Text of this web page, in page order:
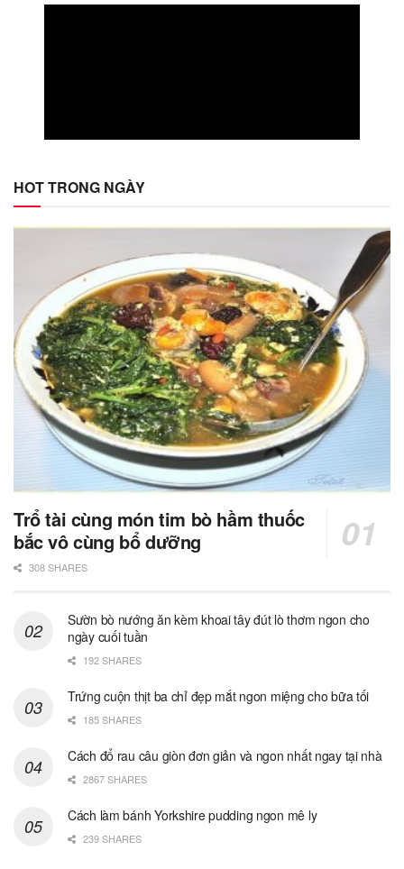
HOT TRONG NGÀY
Trổ tài cùng món tim bò hầm thuốc
bắc vô cùng bổ dưỡng
308 SHARES
Sườn bò nướng ăn kèm khoai tây đút lò thơm ngon cho
ngày cuối tuần
192 SHARES
Trứng cuộn thịt ba chỉ đẹp mắt ngon miệng cho bữa tối
185 SHARES
Cách đổ rau câu giòn đơn giản và ngon nhất ngay tại nhà
2867 SHARES
Cách làm bánh Yorkshire pudding ngon mê ly
239 SHARES